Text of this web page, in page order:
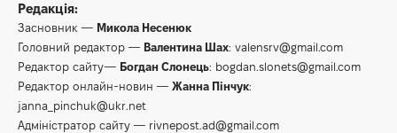
Редакція:
Засновник — Микола Несенюк
Головний редактор — Валентина Шах: valensrv@gmail.com
Редактор сайту— Богдан Слонець: bogdan.slonets@gmail.com
Редактор онлайн-новин — Жанна Пінчук:
janna_pinchuk@ukr.net
Адміністратор сайту — rivnepost.ad@gmail.com